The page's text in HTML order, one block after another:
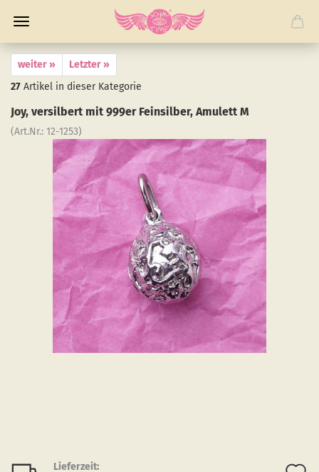
weiter »
Letzter »
27 Artikel in dieser Kategorie
Joy, ver­sil­bert mit 999er Fein­sil­ber, Amu­lett M
(Art.Nr.: 12-​1253)
Lieferzeit: